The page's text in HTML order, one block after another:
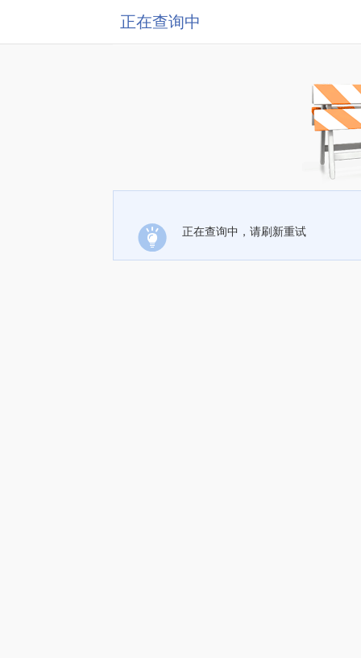
正在查询中
正在查询中，请刷新重试